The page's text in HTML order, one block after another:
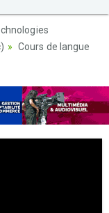
Cours de langue